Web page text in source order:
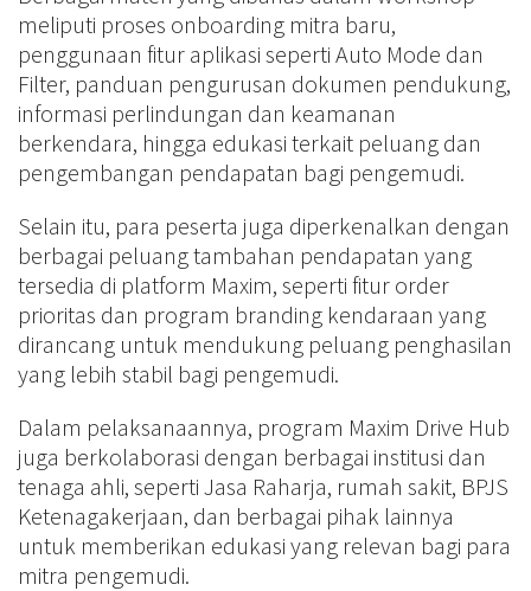
meliputi proses onboarding mitra baru,
penggunaan fitur aplikasi seperti Auto Mode dan
Filter, panduan pengurusan dokumen pendukung,
informasi perlindungan dan keamanan
berkendara, hingga edukasi terkait peluang dan
pengembangan pendapatan bagi pengemudi.
Selain itu, para peserta juga diperkenalkan dengan
berbagai peluang tambahan pendapatan yang
tersedia di platform Maxim, seperti fitur order
prioritas dan program branding kendaraan yang
dirancang untuk mendukung peluang penghasilan
yang lebih stabil bagi pengemudi.
Dalam pelaksanaannya, program Maxim Drive Hub
juga berkolaborasi dengan berbagai institusi dan
tenaga ahli, seperti Jasa Raharja, rumah sakit, BPJS
Ketenagakerjaan, dan berbagai pihak lainnya
untuk memberikan edukasi yang relevan bagi para
mitra pengemudi.